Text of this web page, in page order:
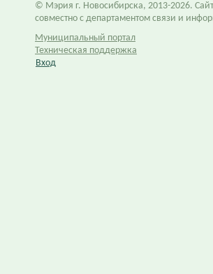
© Мэрия г. Новосибирска, 2013-2026.
совместно с департаментом связи и
Муниципальный портал
Техническая поддержка
Вход